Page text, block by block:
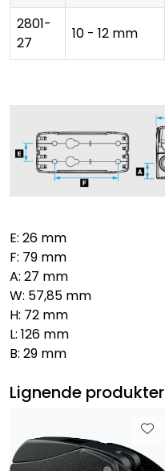
2801-
27
10 - 12 mm
E: 26 mm
F: 79 mm
A: 27 mm
W: 57,85 mm
H: 72 mm
L: 126 mm
B: 29 mm
Lignende produkter